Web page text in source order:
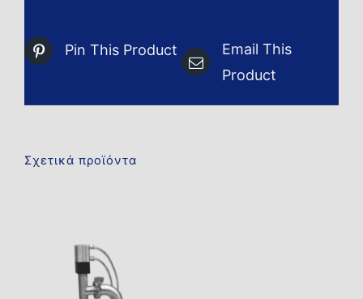
Pin This Product
Email This
Product
Σχετικά προϊόντα